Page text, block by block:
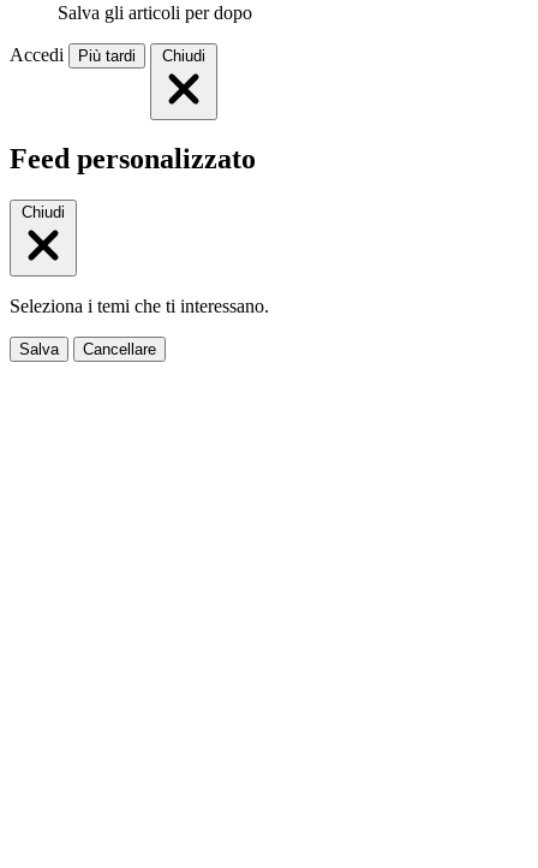
Salva gli articoli per dopo
Accedi Più tardi Chiudi
Feed personalizzato
Chiudi
Seleziona i temi che ti interessano.
Salva Cancellare